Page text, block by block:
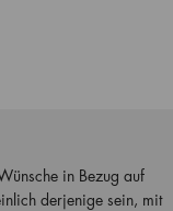
in Bezug auf
derjenige sein, mit